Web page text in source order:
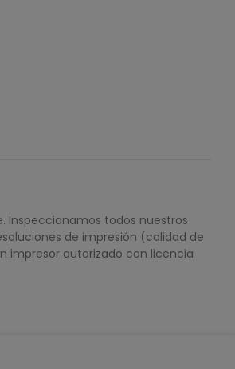
Inspeccionamos todos nuestros
de impresión (calidad de
impresor autorizado con licencia